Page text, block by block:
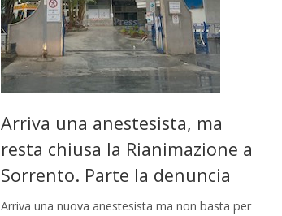
Arriva una anestesista, ma
resta chiusa la Rianimazione a
Sorrento. Parte la denuncia
Arriva una nuova anestesista ma non basta per